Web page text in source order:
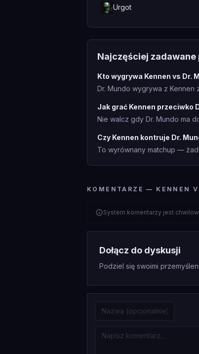
Urgot
Najczęściej zadawane
Kto wygrywa Kennen vs Dr.
Dr. Mundo wygrywa z Kennen
Jak grać Kennen przeciwko
Nie walcz gdy Dr. Mundo ma
Czy Kennen kontruje Dr.
To wyrównany matchup —
KOMENTARZE — KENNEN
System komentarzy jest
Dołącz do dyskusji
Podziel się swoimi